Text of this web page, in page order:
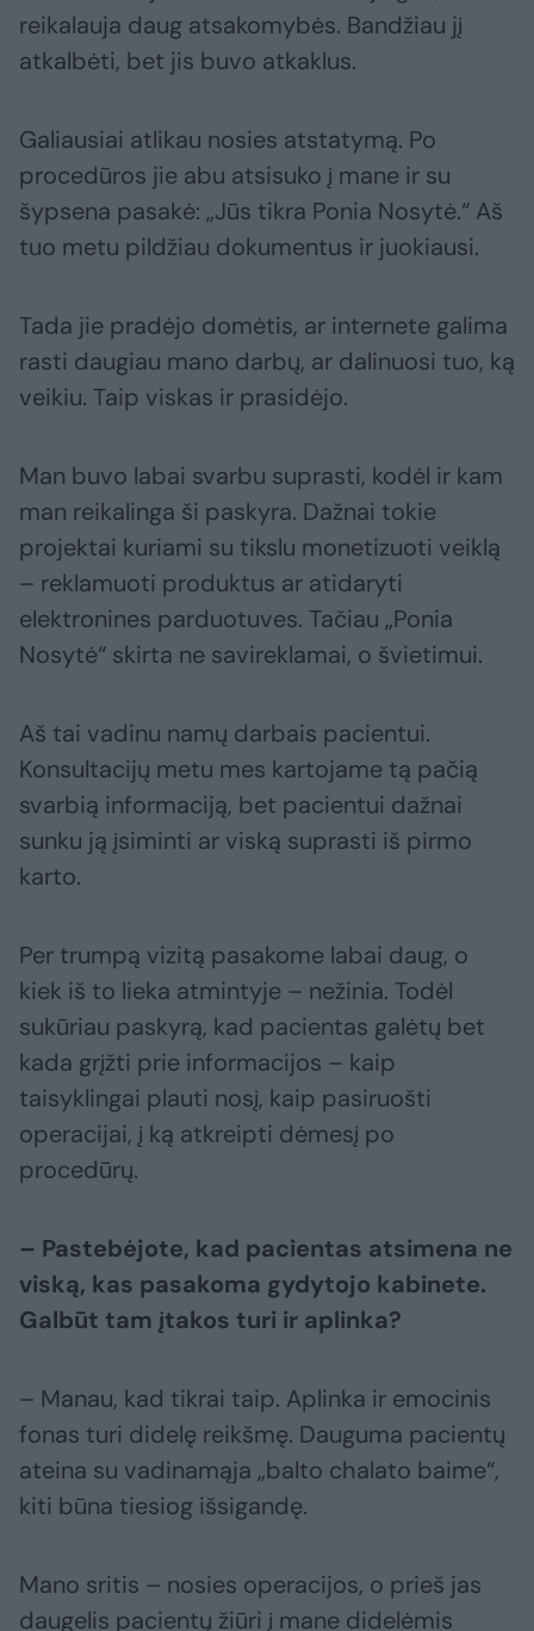
reikalauja daug atsakomybės. Bandžiau jį
atkalbėti, bet jis buvo atkaklus.
Galiausiai atlikau nosies atstatymą. Po
procedūros jie abu atsisuko į mane ir su
šypsena pasakė: „Jūs tikra Ponia Nosytė.“ Aš
tuo metu pildžiau dokumentus ir juokiausi.
Tada jie pradėjo domėtis, ar internete galima
rasti daugiau mano darbų, ar dalinuosi tuo, ką
veikiu. Taip viskas ir prasidėjo.
Man buvo labai svarbu suprasti, kodėl ir kam
man reikalinga ši paskyra. Dažnai tokie
projektai kuriami su tikslu monetizuoti veiklą
– reklamuoti produktus ar atidaryti
elektronines parduotuves. Tačiau „Ponia
Nosytė“ skirta ne savireklamai, o švietimui.
Aš tai vadinu namų darbais pacientui.
Konsultacijų metu mes kartojame tą pačią
svarbią informaciją, bet pacientui dažnai
sunku ją įsiminti ar viską suprasti iš pirmo
karto.
Per trumpą vizitą pasakome labai daug, o
kiek iš to lieka atmintyje – nežinia. Todėl
sukūriau paskyrą, kad pacientas galėtų bet
kada grįžti prie informacijos – kaip
taisyklingai plauti nosį, kaip pasiruošti
operacijai, į ką atkreipti dėmesį po
procedūrų.
– Pastebėjote, kad pacientas atsimena ne
viską, kas pasakoma gydytojo kabinete.
Galbūt tam įtakos turi ir aplinka?
– Manau, kad tikrai taip. Aplinka ir emocinis
fonas turi didelę reikšmę. Dauguma pacientų
ateina su vadinamąja „balto chalato baime“,
kiti būna tiesiog išsigandę.
Mano sritis – nosies operacijos, o prieš jas
daugelis pacientų žiūri į mane didelėmis